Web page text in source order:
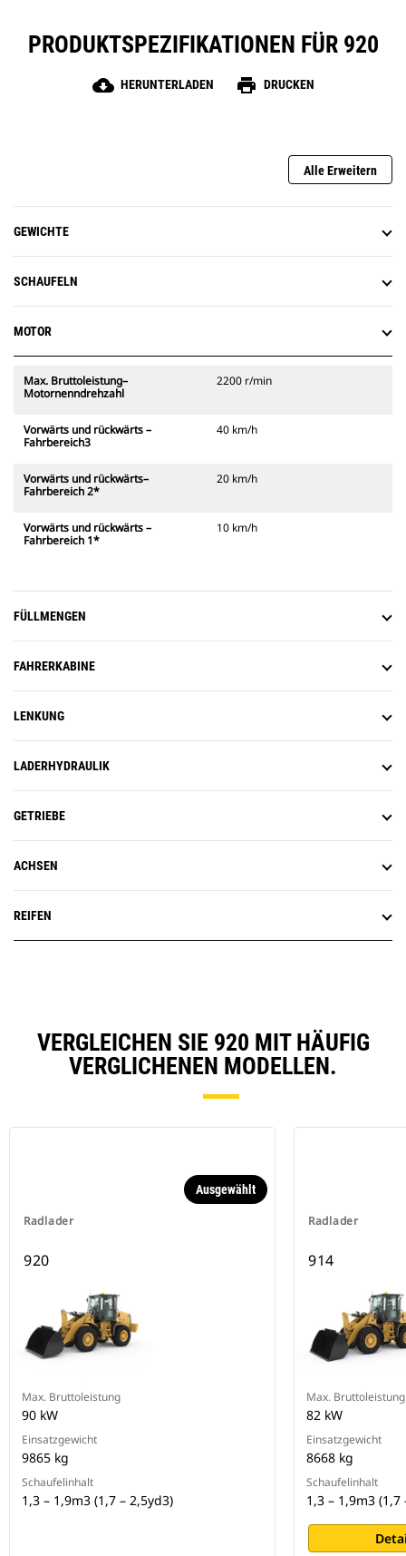
PRODUKTSPEZIFIKATIONEN FÜR 920
cloud_download HERUNTERLADEN print DRUCKEN
Alle Erweitern
GEWICHTE
SCHAUFELN
MOTOR
Max. Bruttoleistung–
Motornenndrehzahl
2200 r/min
Vorwärts und rückwärts –
Fahrbereich3
40 km/h
Vorwärts und rückwärts–
Fahrbereich 2*
20 km/h
Vorwärts und rückwärts –
Fahrbereich 1*
10 km/h
FÜLLMENGEN
FAHRERKABINE
LENKUNG
LADERHYDRAULIK
GETRIEBE
ACHSEN
REIFEN
VERGLEICHEN SIE 920 MIT HÄUFIG
VERGLICHENEN MODELLEN.
Radlader
Ausgewählt
920
Max. Bruttoleistung
90 kW
Einsatzgewicht
9865 kg
Schaufelinhalt
1,3 – 1,9m3 (1,7 – 2,5yd3)
Radlader
914
Max. Bruttoleistung
82 kW
Einsatzgewicht
8668 kg
Schaufelinhalt
1,3 – 1,9m3 (1,7